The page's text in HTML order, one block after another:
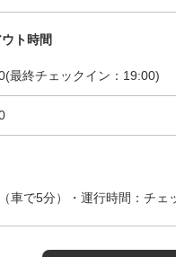
ト時間
最終チェックイン：19:00)
車で5分）・運行時間：チ